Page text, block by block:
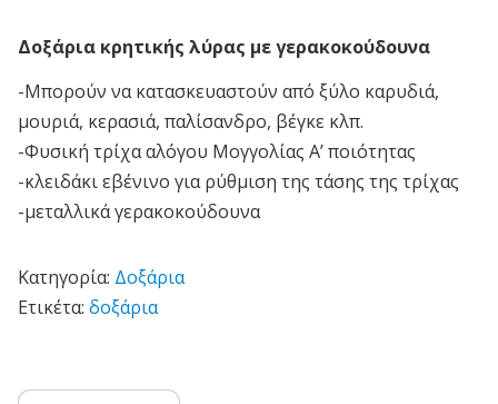
Δοξάρια κρητικής λύρας με γερακοκούδουνα
-Μπορούν να κατασκευαστούν από ξύλο καρυδιά,
μουριά, κερασιά, παλίσανδρο, βέγκε κλπ.
-Φυσική τρίχα αλόγου Μογγολίας Α’ ποιότητας
-κλειδάκι εβένινο για ρύθμιση της τάσης της τρίχας
-μεταλλικά γερακοκούδουνα
Κατηγορία: Δοξάρια
Ετικέτα: δοξάρια